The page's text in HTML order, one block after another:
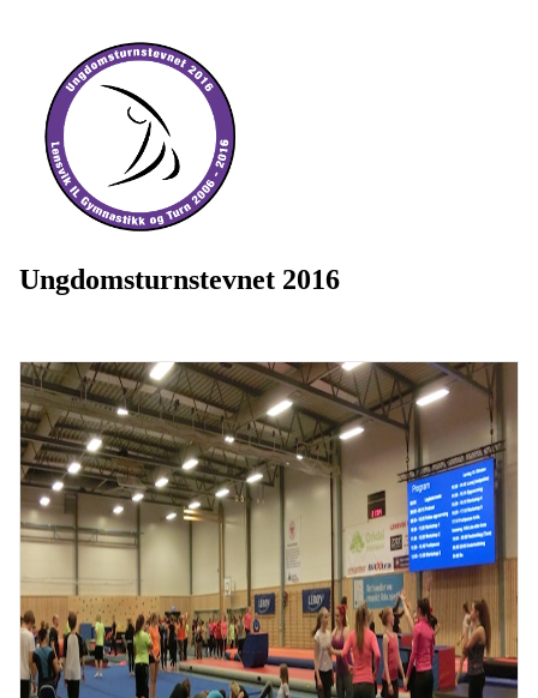
Ungdomsturnstevnet 2016